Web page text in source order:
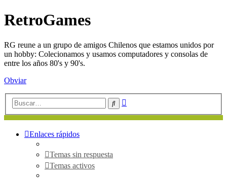
RetroGames
RG reune a un grupo de amigos Chilenos que estamos unidos por
un hobby: Colecionamos y usamos computadores y consolas de
entre los años 80's y 90's.
Obviar
Buscar
Enlaces rápidos
Temas sin respuesta
Temas activos